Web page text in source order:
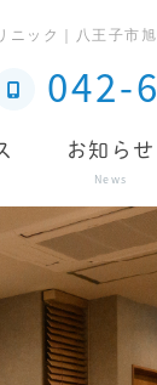
ニック｜八王子市
042-
お知らせ
News